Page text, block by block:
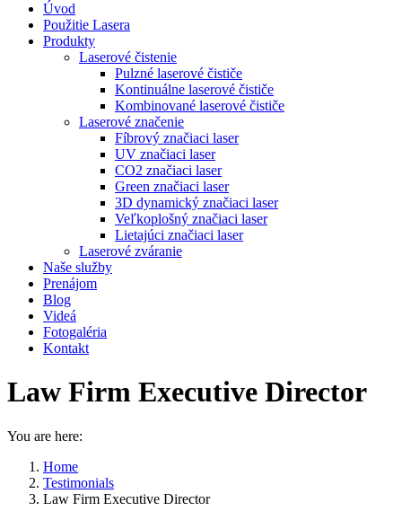
Úvod
Použitie Lasera
Produkty
Laserové čistenie
Pulzné laserové čističe
Kontinuálne laserové čističe
Kombinované laserové čističe
Laserové značenie
Fíbrový značiaci laser
UV značiaci laser
CO2 značiaci laser
Green značiaci laser
3D dynamický značiaci laser
Veľkoplošný značiaci laser
Lietajúci značiaci laser
Laserové zváranie
Naše služby
Prenájom
Blog
Videá
Fotogaléria
Kontakt
Law Firm Executive Director
You are here:
Home
Testimonials
Law Firm Executive Director